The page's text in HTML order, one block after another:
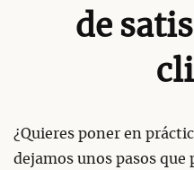
de
¿Quieres poner en
dejamos unos pasos que